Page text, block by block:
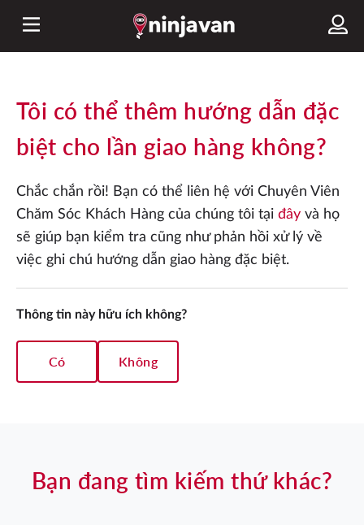
Tôi có thể thêm hướng dẫn đặc
biệt cho lần giao hàng không?
Chắc chắn rồi! Bạn có thể liên hệ với Chuyên Viên
Chăm Sóc Khách Hàng của chúng tôi tại đây và họ
sẽ giúp bạn kiểm tra cũng như phản hồi xử lý về
việc ghi chú hướng dẫn giao hàng đặc biệt.
Thông tin này hữu ích không?
Có Không
Bạn đang tìm kiếm thứ khác?